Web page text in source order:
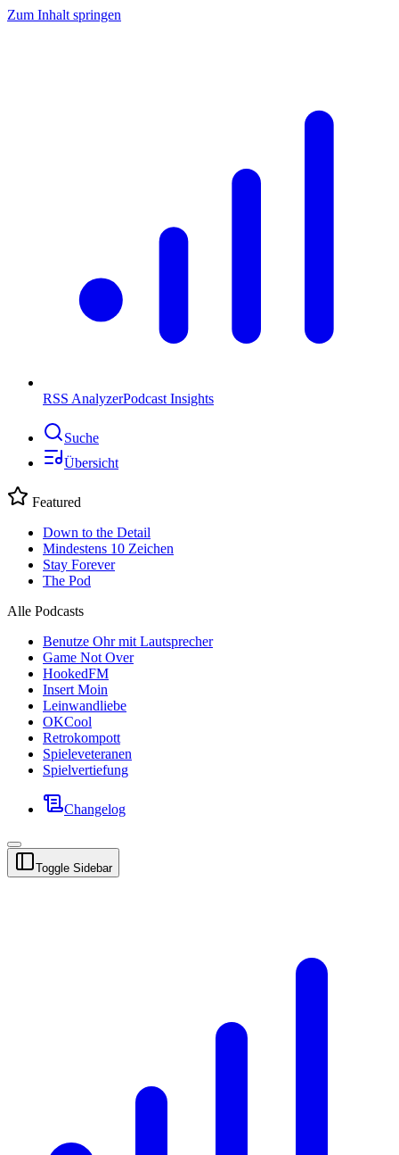
Zum Inhalt springen
RSS AnalyzerPodcast Insights
Suche
Übersicht
Featured
Down to the Detail
Mindestens 10 Zeichen
Stay Forever
The Pod
Alle Podcasts
Benutze Ohr mit Lautsprecher
Game Not Over
HookedFM
Insert Moin
Leinwandliebe
OKCool
Retrokompott
Spieleveteranen
Spielvertiefung
Changelog
Toggle Sidebar